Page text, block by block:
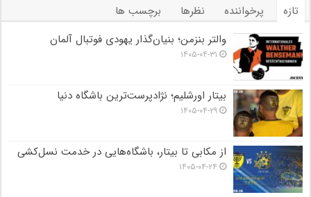
تازه پرخواننده نظرها
برچسب ها
والتر بنزمن؛ بنیان‌گذار یهودی فوتبال آلمان
۱۴۰۵-۰۴-۳۱
بیتار اورشلیم؛ نژادپرست‌ترین باشگاه دنیا
۱۴۰۵-۰۴-۲۹
از مکابی تا بیتار، باشگاه‌هایی در خدمت نسل‌کشی
۱۴۰۵-۰۴-۲۴